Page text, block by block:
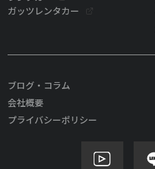
ガッツレンタカー
ブログ・コラム
会社概要
プライバシーポリシー